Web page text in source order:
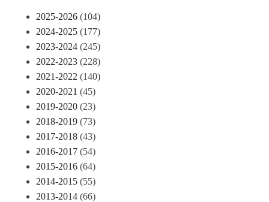
2025-2026 (104)
2024-2025 (177)
2023-2024 (245)
2022-2023 (228)
2021-2022 (140)
2020-2021 (45)
2019-2020 (23)
2018-2019 (73)
2017-2018 (43)
2016-2017 (54)
2015-2016 (64)
2014-2015 (55)
2013-2014 (66)